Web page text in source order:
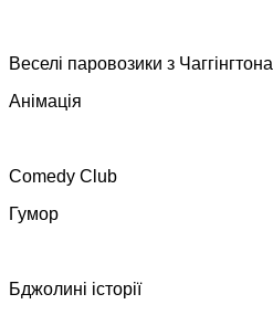
Веселі паровозики з Чаггінгтона
Анімація
Comedy Club
Гумор
Бджолині історії